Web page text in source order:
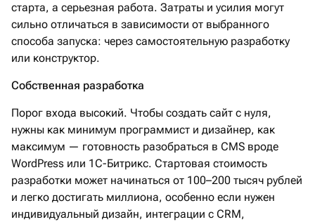
старта, а серьезная работа. Затраты и усилия могут
сильно отличаться в зависимости от выбранного
способа запуска: через самостоятельную разработку
или конструктор.
Собственная разработка
Порог входа высокий. Чтобы создать сайт с нуля,
нужны как минимум программист и дизайнер, как
максимум — готовность разобраться в CMS вроде
WordPress или 1C-Битрикс. Стартовая стоимость
разработки может начинаться от 100–200 тысяч рублей
и легко достигать миллиона, особенно если нужен
индивидуальный дизайн, интеграции с CRM,